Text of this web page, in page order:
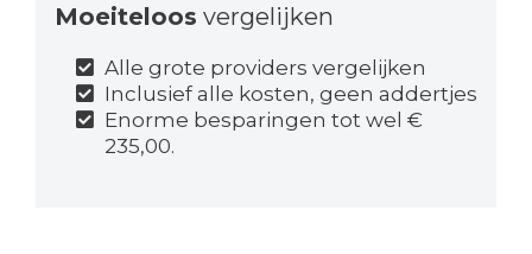
Moeiteloos vergelijken
Alle grote providers vergelijken
Inclusief alle kosten, geen addertjes
Enorme besparingen tot wel €
235,00.